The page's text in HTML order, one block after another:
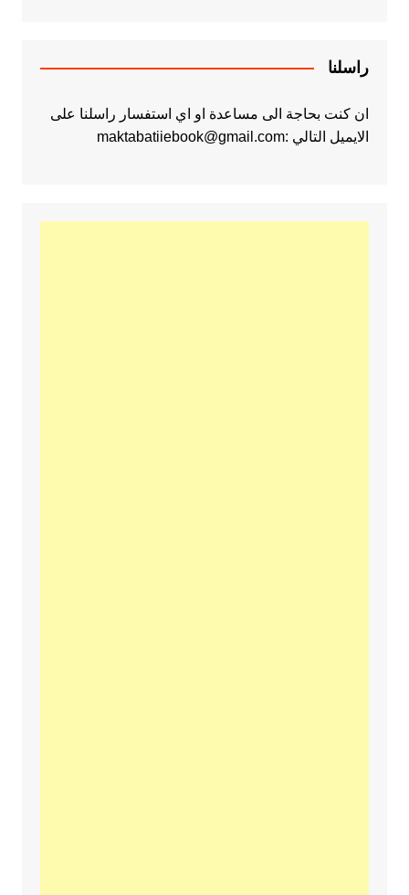
راسلنا
ان كنت بحاجة الى مساعدة او اي استفسار راسلنا على
الايميل التالي :maktabatiiebook@gmail.com